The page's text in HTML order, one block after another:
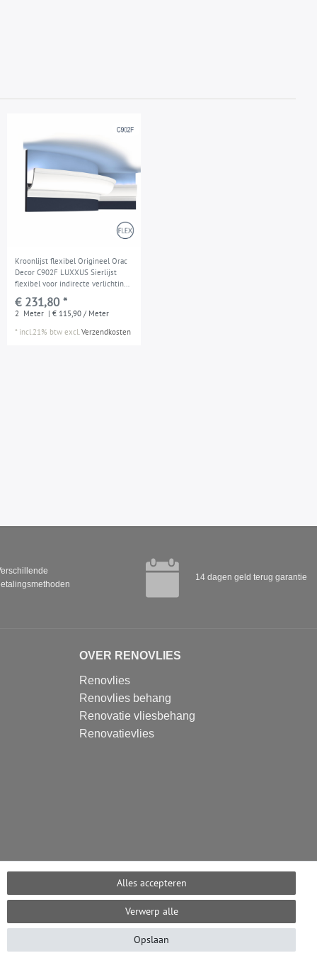
Kroonlijst flexibel Origineel Orac
Decor C902F LUXXUS Sierlijst
flexibel voor indirecte verlichting
2 m
€ 231,80 *
2 Meter | € 115,90 / Meter
* incl.21% btw excl.Verzendkosten
14 dagen geld terug garantie
OVER RENOVLIES
Renovlies
Renovlies behang
Renovatie vliesbehang
Renovatievlies
Alles accepteren
Verwerp alle
Opslaan